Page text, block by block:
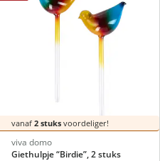
vanaf 2 stuks voordeliger!
viva domo
Giethulpje “Birdie”, 2 stuks